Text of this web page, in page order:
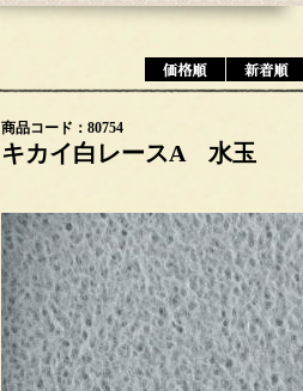
商品コード：80754
キカイ白レースA 水玉